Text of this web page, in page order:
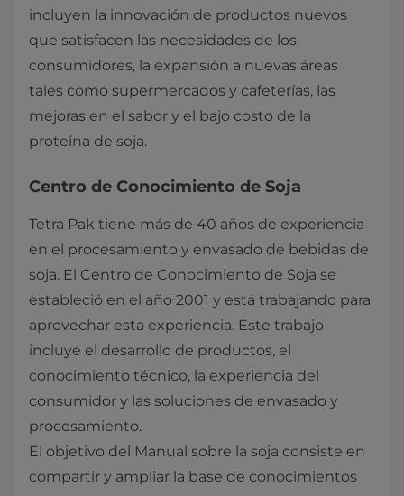
incluyen la innovación de productos nuevos
que satisfacen las necesidades de los
consumidores, la expansión a nuevas áreas
tales como supermercados y cafeterías, las
mejoras en el sabor y el bajo costo de la
proteína de soja.
Centro de Conocimiento de Soja
Tetra Pak tiene más de 40 años de experiencia
en el procesamiento y envasado de bebidas de
soja. El Centro de Conocimiento de Soja se
estableció en el año 2001 y está trabajando para
aprovechar esta experiencia. Este trabajo
incluye el desarrollo de productos, el
conocimiento técnico, la experiencia del
consumidor y las soluciones de envasado y
procesamiento.
El objetivo del Manual sobre la soja consiste en
compartir y ampliar la base de conocimientos